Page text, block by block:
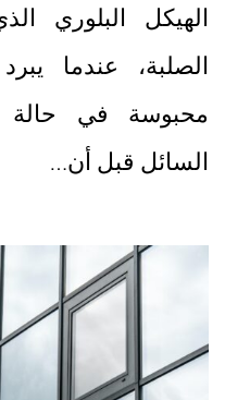
الهيكل البلوري
الصلبة، عندما
محبوسة في حالة
السائل قبل أن…